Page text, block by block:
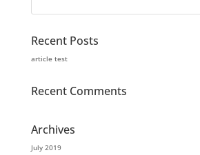
Recent Posts
article test
Recent Comments
Archives
July 2019